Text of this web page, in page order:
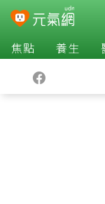
焦點 養生